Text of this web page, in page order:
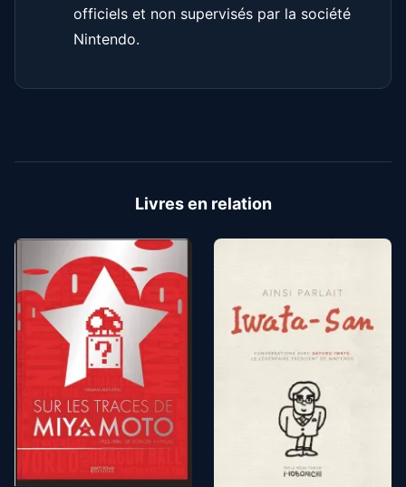
officiels et non supervisés par la société
Nintendo.
Livres en relation